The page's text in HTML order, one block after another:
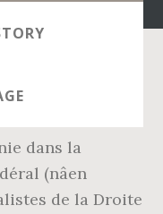
formes
dans la
(nâen
de la Droite